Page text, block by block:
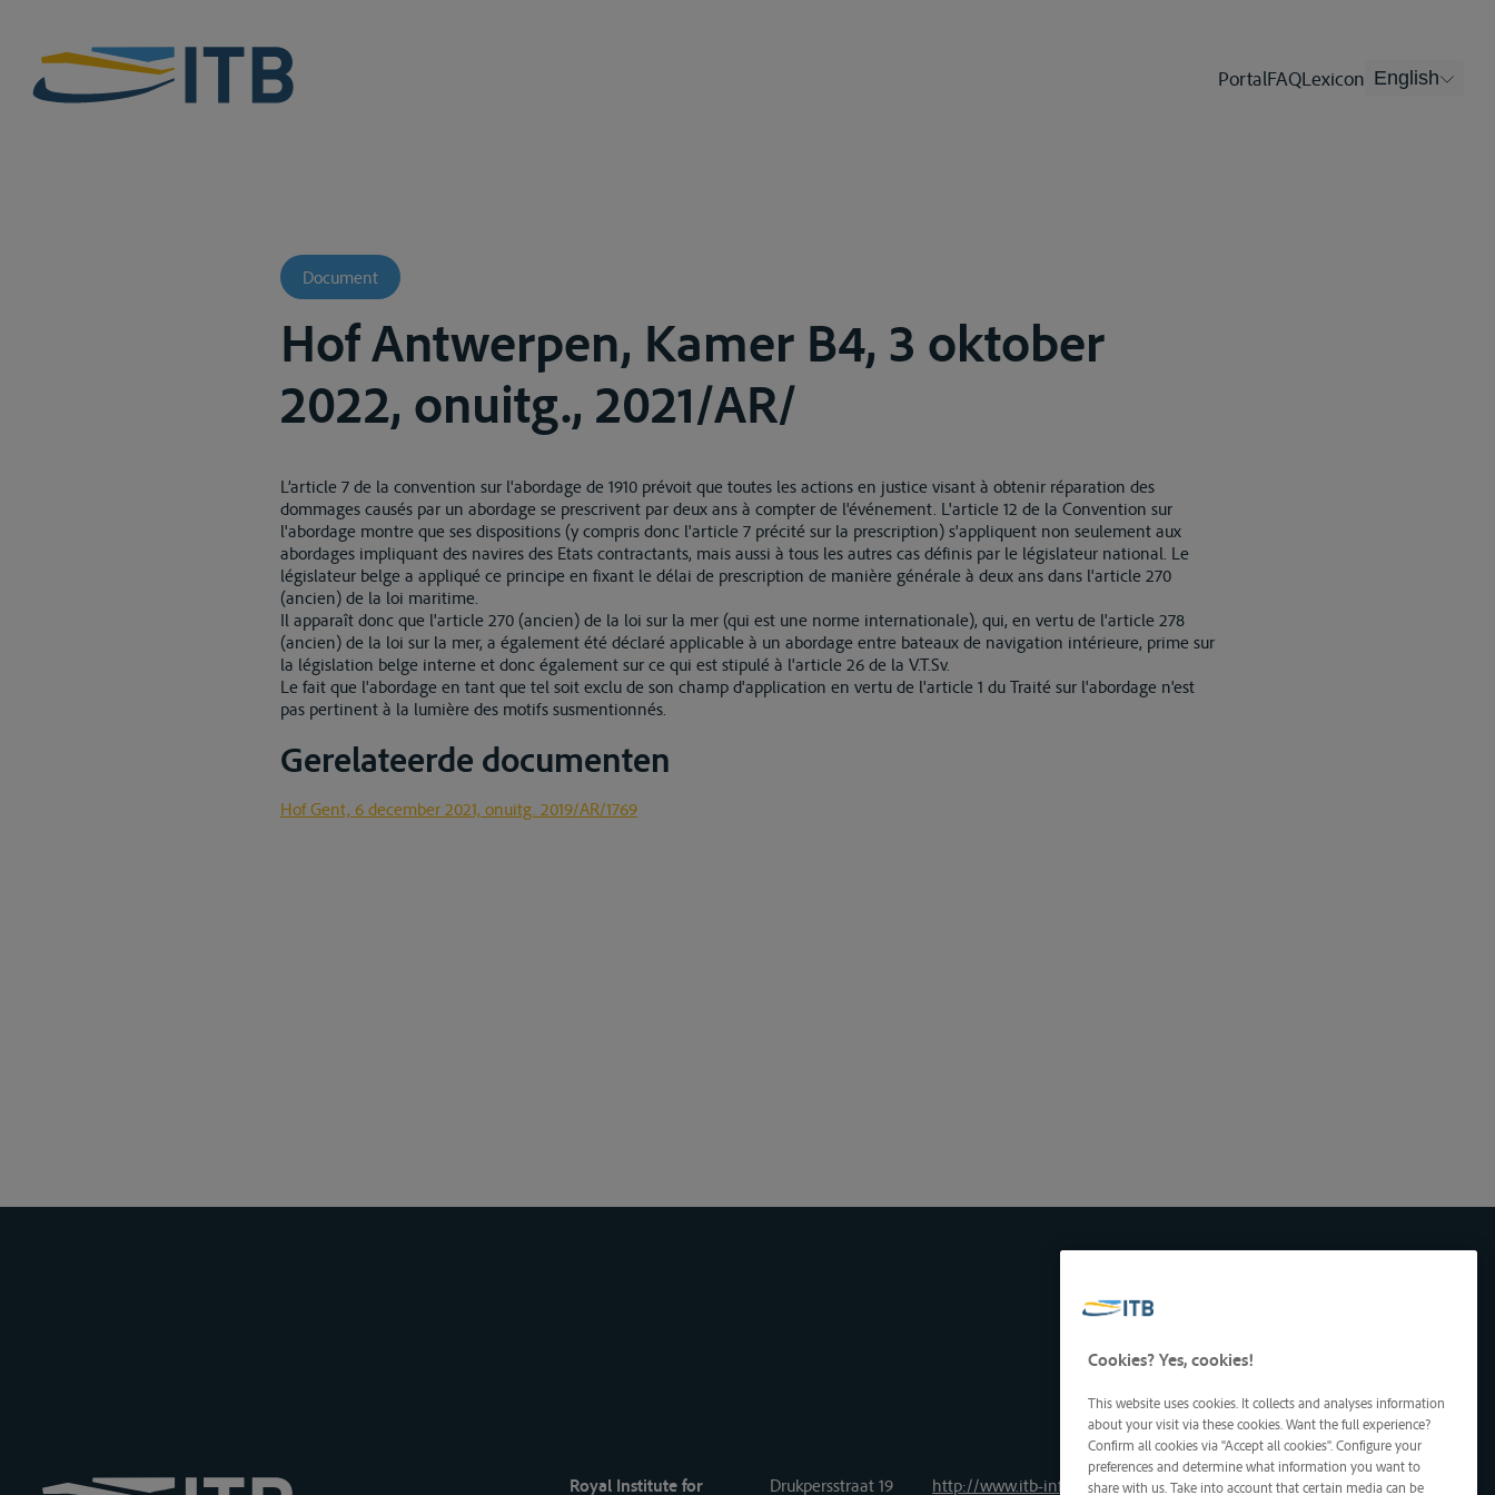
PortalFAQLexicon English
Document
Hof Antwerpen, Kamer B4, 3 oktober
2022, onuitg., 2021/AR/
L’article 7 de la convention sur l'abordage de 1910 prévoit que toutes les actions en justice visant à obtenir réparation des
dommages causés par un abordage se prescrivent par deux ans à compter de l'événement. L'article 12 de la Convention sur
l'abordage montre que ses dispositions (y compris donc l'article 7 précité sur la prescription) s'appliquent non seulement aux
abordages impliquant des navires des Etats contractants, mais aussi à tous les autres cas définis par le législateur national. Le
législateur belge a appliqué ce principe en fixant le délai de prescription de manière générale à deux ans dans l'article 270
(ancien) de la loi maritime.
Il apparaît donc que l'article 270 (ancien) de la loi sur la mer (qui est une norme internationale), qui, en vertu de l'article 278
(ancien) de la loi sur la mer, a également été déclaré applicable à un abordage entre bateaux de navigation intérieure, prime sur
la législation belge interne et donc également sur ce qui est stipulé à l'article 26 de la V.T.Sv.
Le fait que l'abordage en tant que tel soit exclu de son champ d'application en vertu de l'article 1 du Traité sur l'abordage n'est
pas pertinent à la lumière des motifs susmentionnés.
Gerelateerde documenten
Hof Gent, 6 december 2021, onuitg. 2019/AR/1769
Royal Institute for Drukpersstraat 19 http://www.itb-info.be
Cookies? Yes, cookies!
This website uses cookies. It collects and analyses information
about your visit via these cookies. Want the full experience?
Confirm all cookies via "Accept all cookies". Configure your
preferences and determine what information you want to
share with us. Take into account that certain media can be